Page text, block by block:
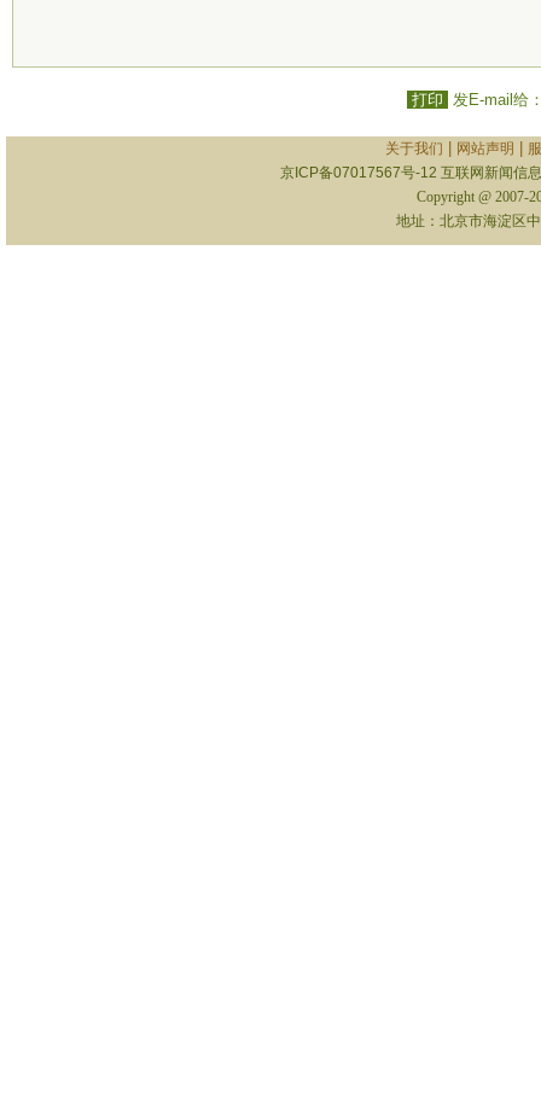
打印 发E-mail给
关于我们 网站声明
京ICP备07017567号-12 互联网新闻信
Copyright @ 2007-
地址：北京市海淀区